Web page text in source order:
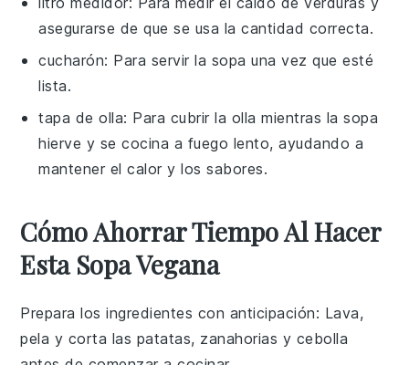
asegurarse de que se usa la cantidad correcta.
cucharón: Para servir la sopa una vez que esté
lista.
tapa de olla: Para cubrir la olla mientras la sopa
hierve y se cocina a fuego lento, ayudando a
mantener el calor y los sabores.
Cómo Ahorrar Tiempo Al Hacer
Esta Sopa Vegana
Prepara los ingredientes con anticipación: Lava,
pela y corta las patatas, zanahorias y cebolla